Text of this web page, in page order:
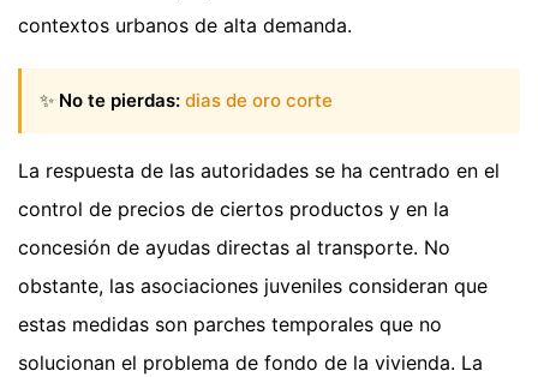
contextos urbanos de alta demanda.
✨ No te pierdas: dias de oro corte
La respuesta de las autoridades se ha centrado en el
control de precios de ciertos productos y en la
concesión de ayudas directas al transporte. No
obstante, las asociaciones juveniles consideran que
estas medidas son parches temporales que no
solucionan el problema de fondo de la vivienda. La